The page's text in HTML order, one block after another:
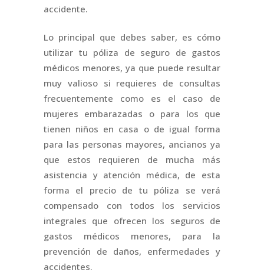
accidente.
Lo principal que debes saber, es cómo
utilizar tu póliza de seguro de gastos
médicos menores, ya que puede resultar
muy valioso si requieres de consultas
frecuentemente como es el caso de
mujeres embarazadas o para los que
tienen niños en casa o de igual forma
para las personas mayores, ancianos ya
que estos requieren de mucha más
asistencia y atención médica, de esta
forma el precio de tu póliza se verá
compensado con todos los servicios
integrales que ofrecen los seguros de
gastos médicos menores, para la
prevención de daños, enfermedades y
accidentes.